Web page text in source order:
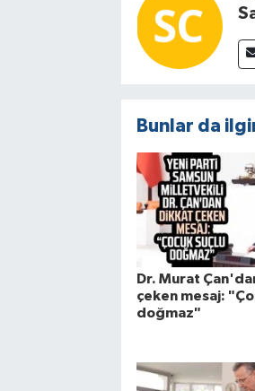
Bunlar da
Dr. Murat
çeken mesaj:
doğmaz"